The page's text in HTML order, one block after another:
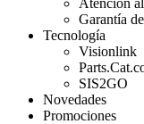
Atención
Garantía
Tecnología
Visionlink
SIS2GO
Novedades
Promociones